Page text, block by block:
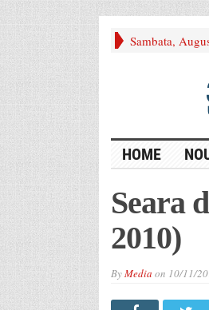
Sambata,
HOME
Seara
2010)
ByMedia on 10/11/